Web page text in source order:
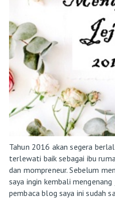
Tahun 2016 akan segera
terlewati baik sebagai ibu
dan mompreneur. Sebelum
saya ingin kembali
pembaca blog saya ini sudah